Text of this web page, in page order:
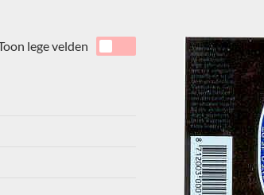
lege velden